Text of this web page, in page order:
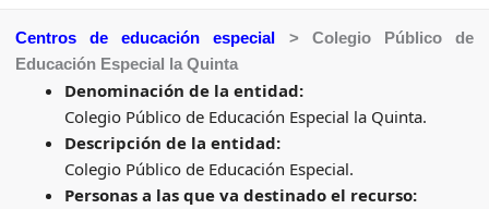
Centros de educación especial > Colegio Público de
Educación Especial la Quinta
Denominación de la entidad:
Colegio Público de Educación Especial la Quinta.
Descripción de la entidad:
Colegio Público de Educación Especial.
Personas a las que va destinado el recurso: